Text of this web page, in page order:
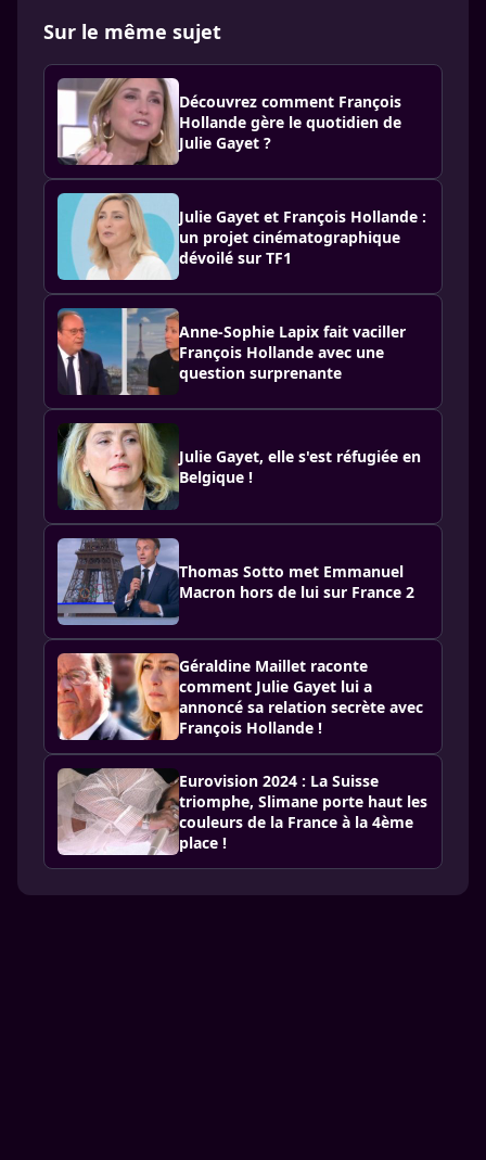
Sur le même sujet
Découvrez comment François
Hollande gère le quotidien de
Julie Gayet ?
Julie Gayet et François Hollande :
un projet cinématographique
dévoilé sur TF1
Anne-Sophie Lapix fait vaciller
François Hollande avec une
question surprenante
Julie Gayet, elle s'est réfugiée en
Belgique !
Thomas Sotto met Emmanuel
Macron hors de lui sur France 2
Géraldine Maillet raconte
comment Julie Gayet lui a
annoncé sa relation secrète avec
François Hollande !
Eurovision 2024 : La Suisse
triomphe, Slimane porte haut les
couleurs de la France à la 4ème
place !